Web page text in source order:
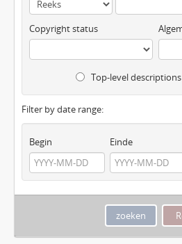
Copyright status
Top-level descriptions
Filter by date range:
Begin Einde